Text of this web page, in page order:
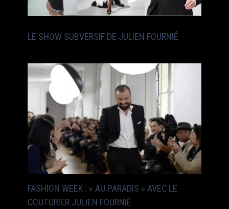
LE SHOW SUBVERSIF DE JULIEN FOURNIÉ
FASHION WEEK : « AU PARADIS » AVEC LE
COUTURIER JULIEN FOURNIÉ